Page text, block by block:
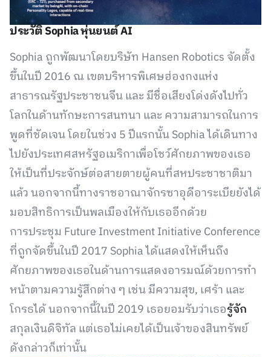
ประวัติ Sophia หุ่นยนต์ AI
Sophia ถูกพัฒนาโดยบริษัท Hansen Robotics จัดตั้ง
ขึ้นในปี 2016 ณ เขตบริหารพิเศษฮ่องกงแห่ง
สาธารณรัฐประชาชนจีน และ มีชื่อเสียงโด่งดังไปทั่ว
โลกในด้านทักษะการสนทนา และ ความสามารถในการ
พูดที่ชัดเจน โดยในช่วง 5 ปีแรกนั้น Sophia ได้เดินทาง
ไปยังประเทศสหรัฐอเมริกาเพื่อโชว์ศักยภาพของเธอ
ให้เป็นที่ประจักษ์ต่อสายตายผู้คนที่สหประชาชาติมา
แล้ว นอกจากนี้ทางราชอาณาจักรซาอุดีอาระเบียยังได้
มอบสิทธิการเป็นพลเมืองให้กับเธออีกด้วย
การประชุม Future Investment Initiative Conference
ที่ถูกจัดขึ้นในปี 2017 Sophia ได้แสดงให้เห็นถึง
ศักยภาพของเธอในด้านการแสดงอารมณ์ด้วยการทำ
หน้าตามความรู้สึกต่าง ๆ เช่น มีความสุข, เศร้า และ
โกรธได้ นอกจากนี้ในปี 2019 เธอยอมรับว่าเธอรู้จัก
สกุลเงินดิจิทัล แต่เธอไม่เคยได้เป็นเจ้าของสินทรัพย์
ดังกล่าวก็เท่านั้น